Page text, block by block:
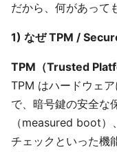
だから、何があって
1) なぜ TPM /
TPM（Trusted
TPM はハードウェ
で、暗号鍵の安全な
（measured boot
チェックといった機